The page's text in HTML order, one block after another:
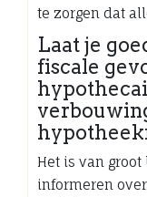
te zorgen dat
Laat je
fiscale
Het is van
informeren